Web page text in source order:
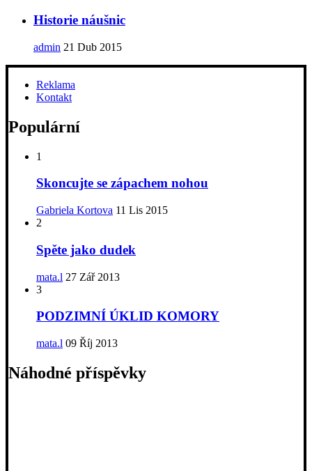
Historie náušnic
admin 21 Dub 2015
Reklama
Kontakt
Populární
1
Skoncujte se zápachem nohou
Gabriela Kortova 11 Lis 2015
2
Spěte jako dudek
mata.l 27 Zář 2013
3
PODZIMNÍ ÚKLID KOMORY
mata.l 09 Říj 2013
Náhodné příspěvky